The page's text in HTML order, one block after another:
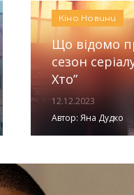
Кіно Новини
Що відомо
сезон
Хто”
12.12.2023
Автор: Яна Дудко